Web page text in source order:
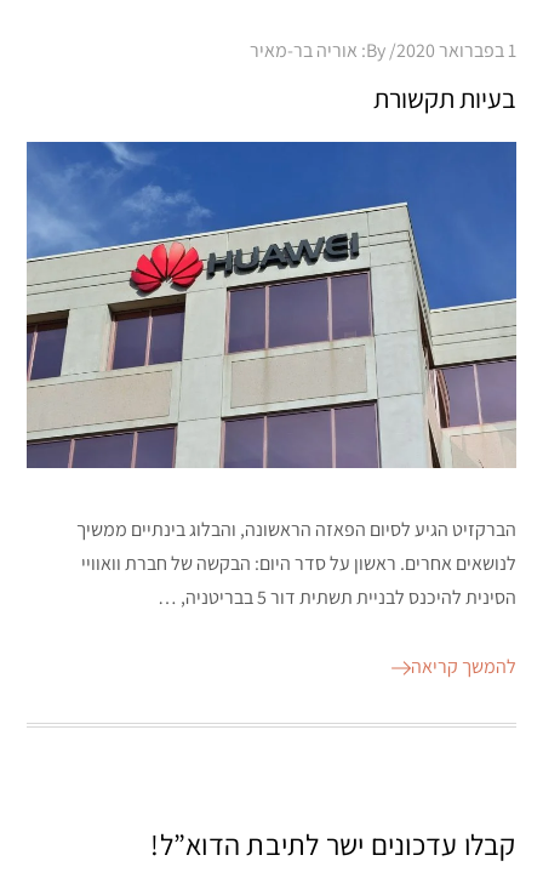
Posted1 בפברואר 2020 By: אוריה בר-מאיר
בעיות תקשורת
הברקזיט הגיע לסיום הפאזה הראשונה, והבלוג בינתיים ממשיך
לנושאים אחרים. ראשון על סדר היום: הבקשה של חברת וואוויי
הסינית להיכנס לבניית תשתית דור 5 בבריטניה, …
להמשך קריאה
קבלו עדכונים ישר לתיבת הדוא”ל!